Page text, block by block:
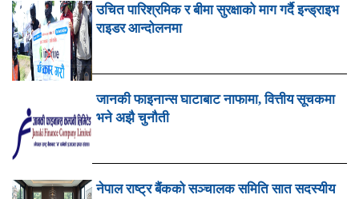
उचित पारिश्रमिक र बीमा सुरक्षाको माग गर्दै इन्ड्राइभ
राइडर आन्दोलनमा
जानकी फाइनान्स घाटाबाट नाफामा, वित्तीय सूचकमा
भने अझै चुनौती
नेपाल राष्ट्र बैंकको सञ्चालक समिति सात सदस्यीय